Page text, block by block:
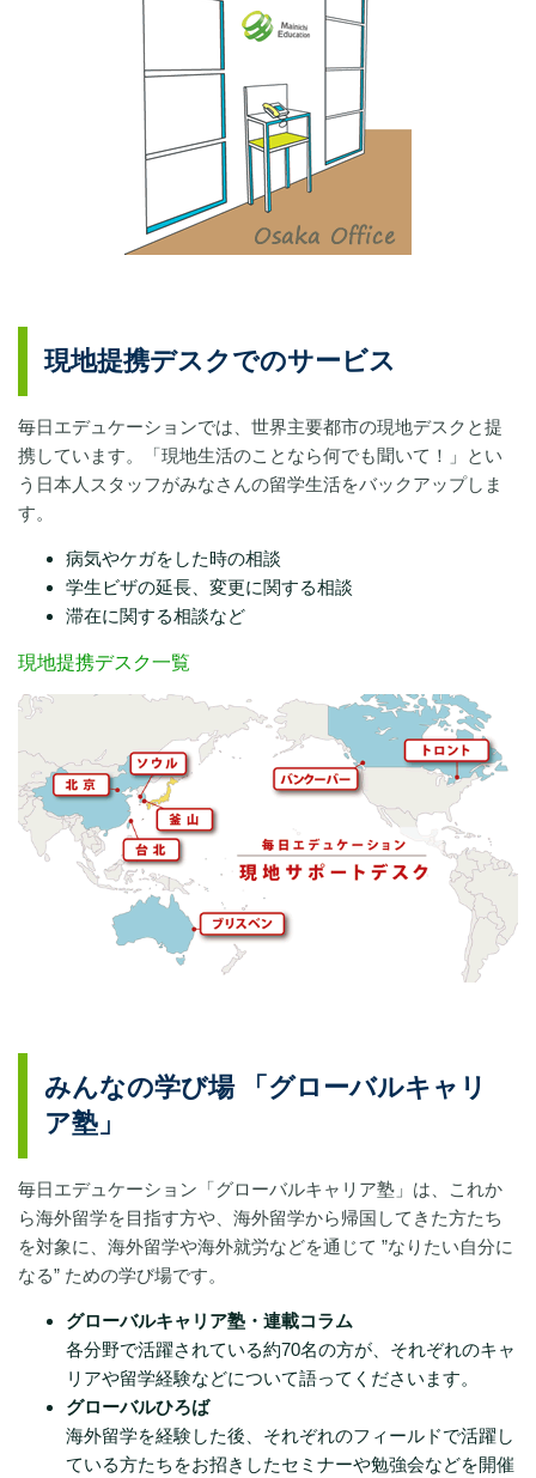
現地提携デスクでのサービス
毎日エデュケーションでは、世界主要都市の現地デスクと提
携しています。「現地生活のことなら何でも聞いて！」とい
う日本人スタッフがみなさんの留学生活をバックアップしま
す。
病気やケガをした時の相談
学生ビザの延長、変更に関する相談
滞在に関する相談など
現地提携デスク一覧
みんなの学び場 「グローバルキャリ
ア塾」
毎日エデュケーション「グローバルキャリア塾」は、これか
ら海外留学を目指す方や、海外留学から帰国してきた方たち
を対象に、海外留学や海外就労などを通じて ”なりたい自分に
なる” ための学び場です。
グローバルキャリア塾・連載コラム
各分野で活躍されている約70名の方が、それぞれのキャ
リアや留学経験などについて語ってくださいます。
グローバルひろば
海外留学を経験した後、それぞれのフィールドで活躍し
ている方たちをお招きしたセミナーや勉強会などを開催